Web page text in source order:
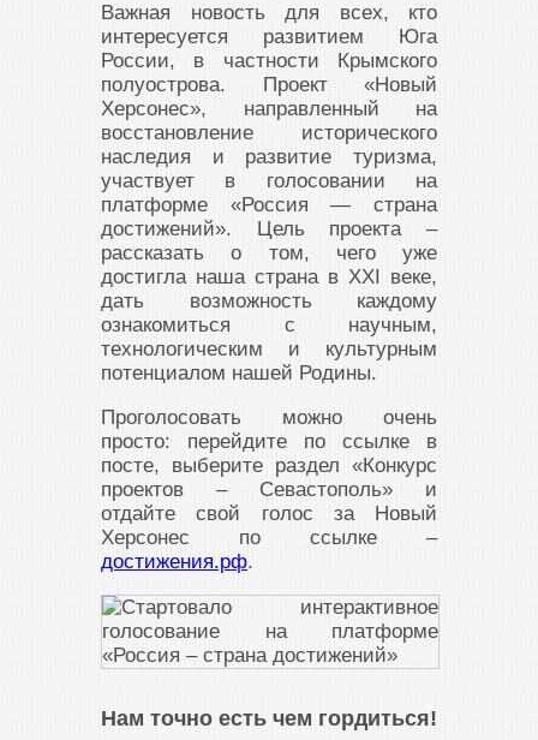
Важная новость для всех, кто
интересуется развитием Юга
России, в частности Крымского
полуострова. Проект «Новый
Херсонес», направленный на
восстановление исторического
наследия и развитие туризма,
участвует в голосовании на
платформе «Россия — страна
достижений». Цель проекта –
рассказать о том, чего уже
достигла наша страна в XXI веке,
дать возможность каждому
ознакомиться с научным,
технологическим и культурным
потенциалом нашей Родины.
Проголосовать можно очень
просто: перейдите по ссылке в
посте, выберите раздел «Конкурс
проектов – Севастополь» и
отдайте свой голос за Новый
Херсонес по ссылке –
достижения.рф.
Нам точно есть чем гордиться!